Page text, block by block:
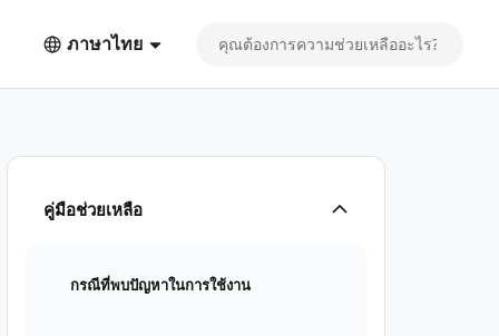
ภาษาไทย
คู่มือช่วยเหลือ
กรณีที่พบปัญหาในการใช้งาน